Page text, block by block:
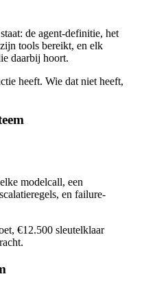
de agent-definitie, het
tools bereikt, en elk
daarbij hoort.
heeft. Wie dat niet heeft,
modelcall, een
en failure-
€12.500 sleutelklaar